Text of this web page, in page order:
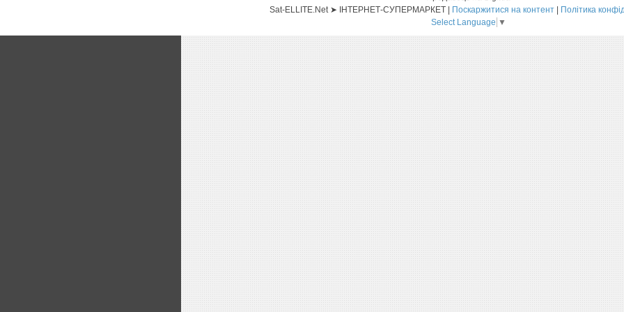
Sat-ELLITE.Net ➤ ІНТЕРНЕТ-СУПЕРМАРКЕТ | Поскаржитися на контент | Політика
Select Language ▼